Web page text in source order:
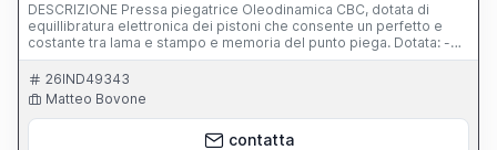
DESCRIZIONE Pressa piegatrice Oleodinamica CBC, dotata di
equillibratura elettronica dei pistoni che consente un perfetto e
costante tra lama e stampo e memoria del punto piega. Dotata: -
Apparecchiatura elettrica V380/50, - Impianto idraulico dotato di
valvola di massima sigillata, - Righe ottiche di precisione, - Nuova
meccanica tipo 905/5. Ottime condizioni in quanto mai stata
utilizzata. Per ulteriori informazioni: Telefono + 39 338 2760532
oppure tramite l'e-mail: acquisti@cbcspa.com
26IND49343
Matteo Bovone
contatta